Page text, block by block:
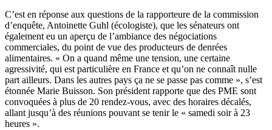
C’est en réponse aux questions de la rapporteure de la commission
d’enquête, Antoinette Guhl (écologiste), que les sénateurs ont
également eu un aperçu de l’ambiance des négociations
commerciales, du point de vue des producteurs de denrées
alimentaires. « On a quand même une tension, une certaine
agressivité, qui est particulière en France et qu’on ne connaît nulle
part ailleurs. Dans les autres pays ça ne se passe pas comme », s’est
étonnée Marie Buisson. Son président rapporte que des PME sont
convoquées à plus de 20 rendez-vous, avec des horaires décalés,
allant jusqu’à des réunions pouvant se tenir le « samedi soir à 23
heures ».